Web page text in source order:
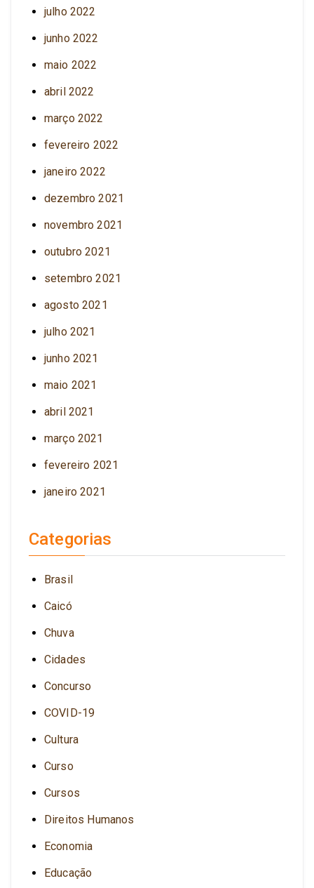
julho 2022
junho 2022
maio 2022
abril 2022
março 2022
fevereiro 2022
janeiro 2022
dezembro 2021
novembro 2021
outubro 2021
setembro 2021
agosto 2021
julho 2021
junho 2021
maio 2021
abril 2021
março 2021
fevereiro 2021
janeiro 2021
Categorias
Brasil
Caicó
Chuva
Cidades
Concurso
COVID-19
Cultura
Curso
Cursos
Direitos Humanos
Economia
Educação